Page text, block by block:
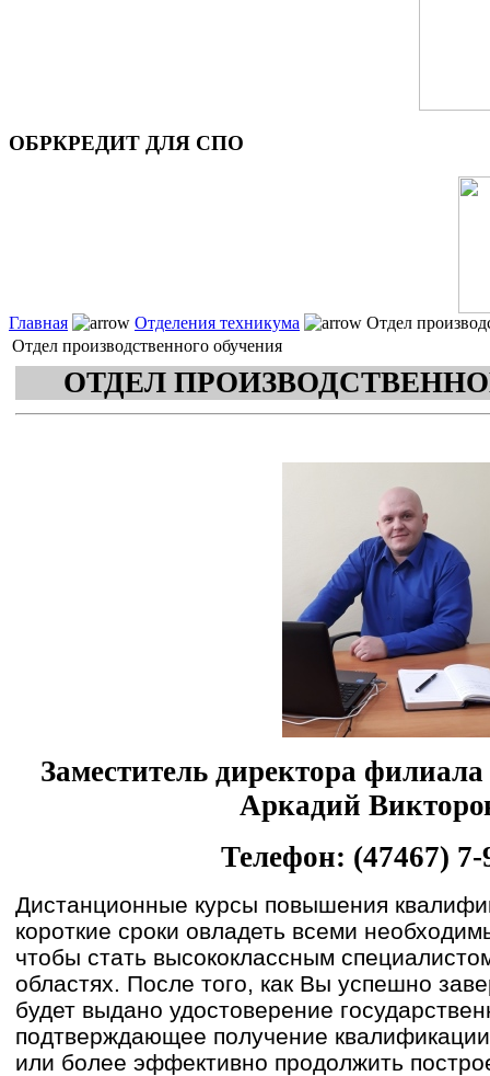
ОБРКРЕДИТ ДЛЯ СПО
Главная Отделения техникума
Отдел
Отдел производственного обучения
ОТДЕЛ
Заместитель директора
Аркадий
Телефон: (47467) 7-
Дистанционные курсы повышения
короткие сроки овладеть всеми
чтобы стать высококлассным
областях. После того, как Вы успешно
будет выдано удостоверение
подтверждающее получение
или более эффективно продолжить